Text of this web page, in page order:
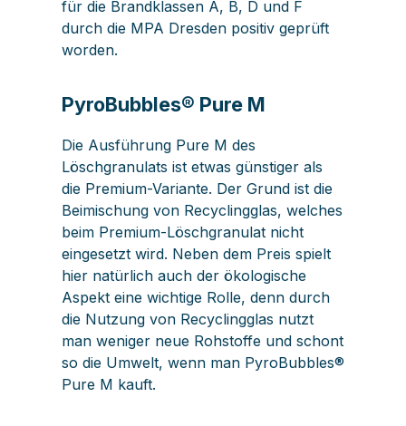
für die Brandklassen A, B, D und F
durch die MPA Dresden positiv geprüft
worden.
PyroBubbles® Pure M
Die Ausführung Pure M des
Löschgranulats ist etwas günstiger als
die Premium-Variante. Der Grund ist die
Beimischung von Recyclingglas, welches
beim Premium-Löschgranulat nicht
eingesetzt wird. Neben dem Preis spielt
hier natürlich auch der ökologische
Aspekt eine wichtige Rolle, denn durch
die Nutzung von Recyclingglas nutzt
man weniger neue Rohstoffe und schont
so die Umwelt, wenn man PyroBubbles®
Pure M kauft.